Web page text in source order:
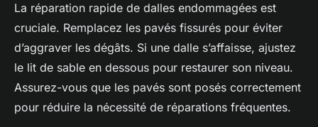
La réparation rapide de dalles endommagées est
cruciale. Remplacez les pavés fissurés pour éviter
d’aggraver les dégâts. Si une dalle s’affaisse, ajustez
le lit de sable en dessous pour restaurer son niveau.
Assurez-vous que les pavés sont posés correctement
pour réduire la nécessité de réparations fréquentes.